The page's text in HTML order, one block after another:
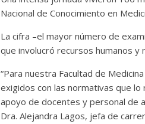
Nacional de Conocimiento en
La cifra –el mayor número de
que involucró recursos humanos y
“Para nuestra Facultad de
exigidos con las normativas que
apoyo de docentes y personal de
Dra. Alejandra Lagos, jefa de